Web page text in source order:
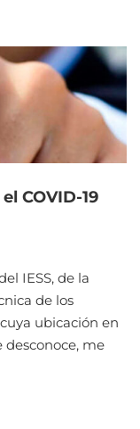
COVID-19
IESS, de la
de los
ubicación en
me